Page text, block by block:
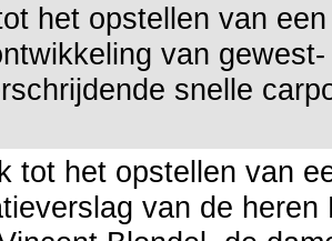
het opstellen van
van
snelle
tot het opstellen van
van de heren